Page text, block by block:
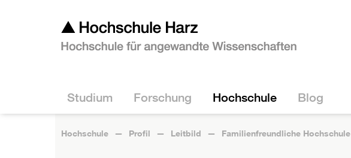
Studium Forschung Hochschule Blog
Hochschule Profil Leitbild Familienfreundliche Hochschule